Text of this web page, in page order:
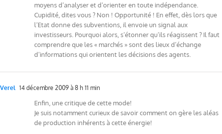
moyens d’analyser et d’orienter en toute indépendance.
Cupidité, dites vous ? Non ! Opportunité ! En effet, dès lors que
l’Etat donne des subventions, il envoie un signal aux
investisseurs. Pourquoi alors, s’étonner qu’ils réagissent ? Il faut
comprendre que les « marchés » sont des lieux d’échange
d’informations qui orientent les décisions des agents.
Verel 14 décembre 2009 à 8 h 11 min
Enfin, une critique de cette mode!
Je suis notamment curieux de savoir comment on gère les aléas
de production inhérents à cette énergie!